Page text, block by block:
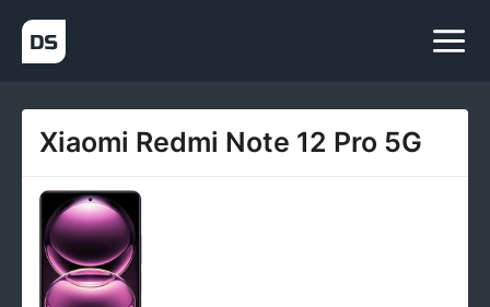
Xiaomi Redmi Note 12 Pro 5G